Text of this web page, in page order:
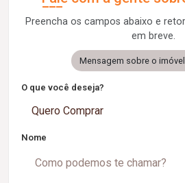
Preencha os campos abaixo e
em breve.
Mensagem sobre o imóvel
O que você deseja?
Quero Comprar
Nome